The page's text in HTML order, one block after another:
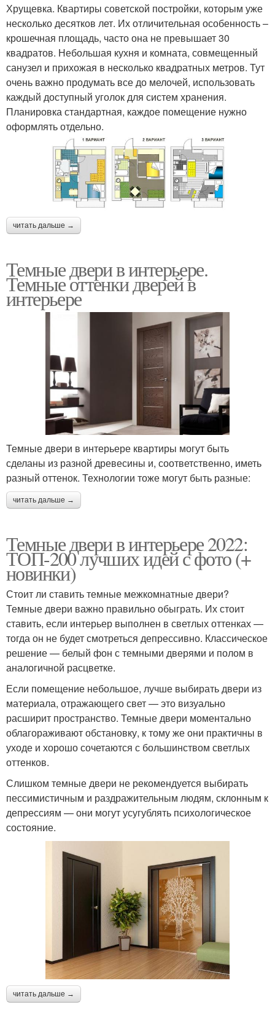
Хрущевка. Квартиры советской постройки, которым уже
несколько десятков лет. Их отличительная особенность –
крошечная площадь, часто она не превышает 30
квадратов. Небольшая кухня и комната, совмещенный
санузел и прихожая в несколько квадратных метров. Тут
очень важно продумать все до мелочей, использовать
каждый доступный уголок для систем хранения.
Планировка стандартная, каждое помещение нужно
оформлять отдельно.
читать дальше →
Темные двери в интерьере.
Темные оттенки дверей в
интерьере
Темные двери в интерьере квартиры могут быть
сделаны из разной древесины и, соответственно, иметь
разный оттенок. Технологии тоже могут быть разные:
читать дальше →
Темные двери в интерьере 2022:
ТОП-200 лучших идей с фото (+
новинки)
Стоит ли ставить темные межкомнатные двери?
Темные двери важно правильно обыграть. Их стоит
ставить, если интерьер выполнен в светлых оттенках —
тогда он не будет смотреться депрессивно. Классическое
решение — белый фон с темными дверями и полом в
аналогичной расцветке.
Если помещение небольшое, лучше выбирать двери из
материала, отражающего свет — это визуально
расширит пространство. Темные двери моментально
облагораживают обстановку, к тому же они практичны в
уходе и хорошо сочетаются с большинством светлых
оттенков.
Слишком темные двери не рекомендуется выбирать
пессимистичным и раздражительным людям, склонным к
депрессиям — они могут усугублять психологическое
состояние.
читать дальше →